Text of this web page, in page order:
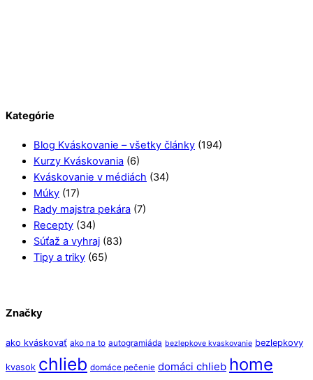
Kategórie
Blog Kváskovanie – všetky články (194)
Kurzy Kváskovania (6)
Kváskovanie v médiách (34)
Múky (17)
Rady majstra pekára (7)
Recepty (34)
Súťaž a vyhraj (83)
Tipy a triky (65)
Značky
ako kváskovať ako na to autogramiáda bezlepkove kvaskovanie bezlepkovy
kvasok chlieb domáce pečenie domáci chlieb home